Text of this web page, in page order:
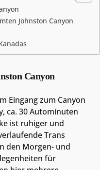
Johnston Canyon
Canyon
Eingang zum Canyon
ca. 30 Autominuten
ist ruhiger und
Trans
den Morgen- und
für